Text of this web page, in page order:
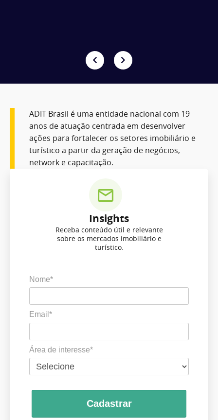
ADIT Brasil é uma entidade nacional com 19
anos de atuação centrada em desenvolver
ações para fortalecer os setores imobiliário e
turístico a partir da geração de negócios,
network e capacitação.
Insights
Receba conteúdo útil e relevante
sobre os mercados imobiliário e
turístico.
Nome*
Email*
Área de interesse*
Cadastrar